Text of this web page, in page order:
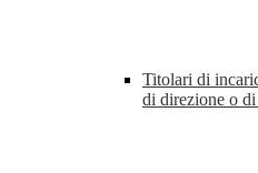
Titolari di
di direzione o